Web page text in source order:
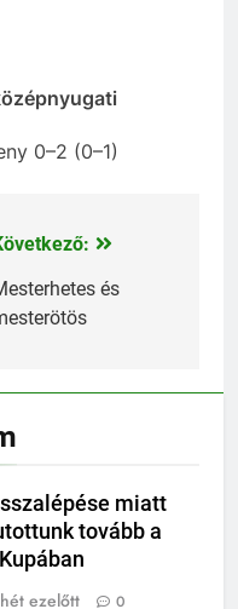
0–2 (0–1)
és
miatt
tovább a
ezelőtt 0